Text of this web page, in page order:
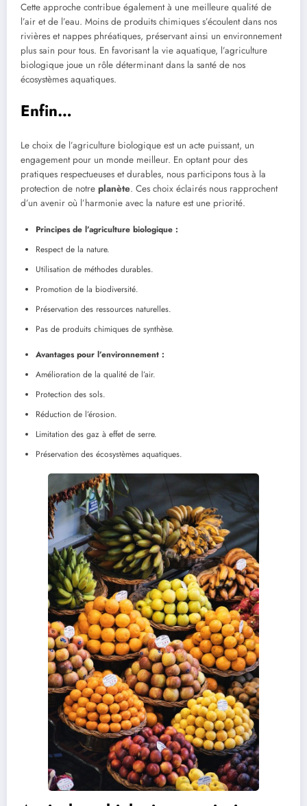
Cette approche contribue également à une meilleure qualité de
l’air et de l’eau. Moins de produits chimiques s’écoulent dans nos
rivières et nappes phréatiques, préservant ainsi un environnement
plus sain pour tous. En favorisant la vie aquatique, l’agriculture
biologique joue un rôle déterminant dans la santé de nos
écosystèmes aquatiques.
Enfin…
Le choix de l’agriculture biologique est un acte puissant, un
engagement pour un monde meilleur. En optant pour des
pratiques respectueuses et durables, nous participons tous à la
protection de notre planète. Ces choix éclairés nous rapprochent
d’un avenir où l’harmonie avec la nature est une priorité.
Principes de l’agriculture biologique :
Respect de la nature.
Utilisation de méthodes durables.
Promotion de la biodiversité.
Préservation des ressources naturelles.
Pas de produits chimiques de synthèse.
Avantages pour l’environnement :
Amélioration de la qualité de l’air.
Protection des sols.
Réduction de l’érosion.
Limitation des gaz à effet de serre.
Préservation des écosystèmes aquatiques.